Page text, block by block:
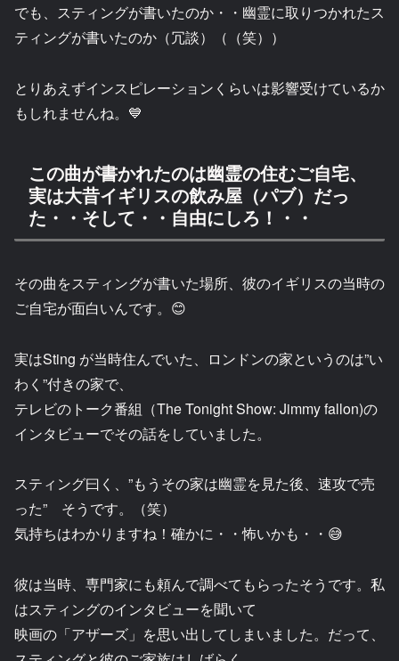
でも、スティングが書いたのか・・幽霊に取りつかれたス
ティングが書いたのか（冗談）（（笑））
とりあえずインスピレーションくらいは影響受けているか
もしれませんね。💙
この曲が書かれたのは幽霊の住むご自宅、
実は大昔イギリスの飲み屋（パブ）だっ
た・・そして・・自由にしろ！・・
その曲をスティングが書いた場所、彼のイギリスの当時の
ご自宅が面白いんです。😊
実はSting が当時住んでいた、ロンドンの家というのは”い
わく”付きの家で、
テレビのトーク番組（The Tonight Show: Jimmy fallon)の
インタビューでその話をしていました。
スティング曰く、”もうその家は幽霊を見た後、速攻で売
った” そうです。（笑）
気持ちはわかりますね！確かに・・怖いかも・・😅
彼は当時、専門家にも頼んで調べてもらったそうです。私
はスティングのインタビューを聞いて
映画の「アザーズ」を思い出してしまいました。だって、